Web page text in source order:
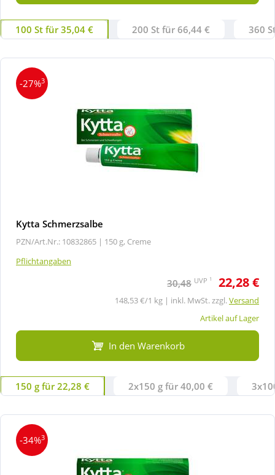
100 St für 35,04 € 200 St für 66,44 € 360
-27%3
Kytta Schmerzsalbe
PZN/Art.Nr.: 10832865 | 150 g, Creme
Pflichtangaben
30,48 UVP 1 22,28 €
148,53 €/1 kg | inkl. MwSt. zzgl.Versand
Artikel auf Lager
In den Warenkorb
150 g für 22,28 € 2x150 g für 40,00 €
-34%3